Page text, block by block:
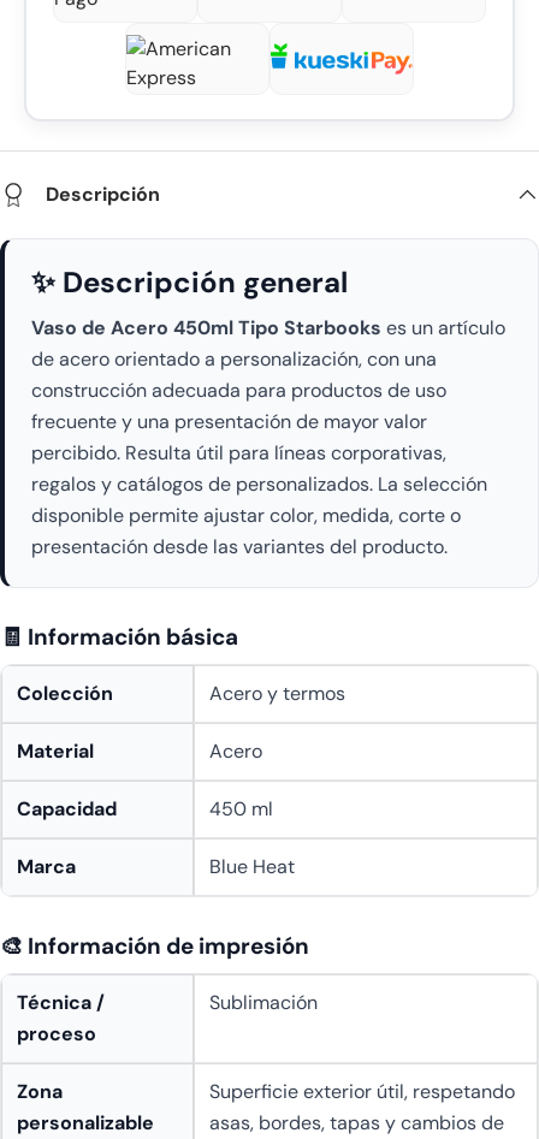
Descripción
✨ Descripción general
Vaso de Acero 450ml Tipo Starbooks es un artículo
de acero orientado a personalización, con una
construcción adecuada para productos de uso
frecuente y una presentación de mayor valor
percibido. Resulta útil para líneas corporativas,
regalos y catálogos de personalizados. La selección
disponible permite ajustar color, medida, corte o
presentación desde las variantes del producto.
🧾 Información básica
Colección Acero y termos
Material Acero
Capacidad 450 ml
Marca Blue Heat
🎨 Información de impresión
Técnica /
proceso
Sublimación
Zona
personalizable
Superficie exterior útil, respetando
asas, bordes, tapas y cambios de